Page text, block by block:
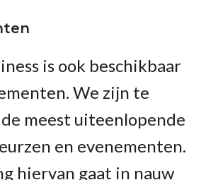
is ook beschikbaar
We zijn te
meest uiteenlopende
en evenementen.
hiervan gaat in nauw